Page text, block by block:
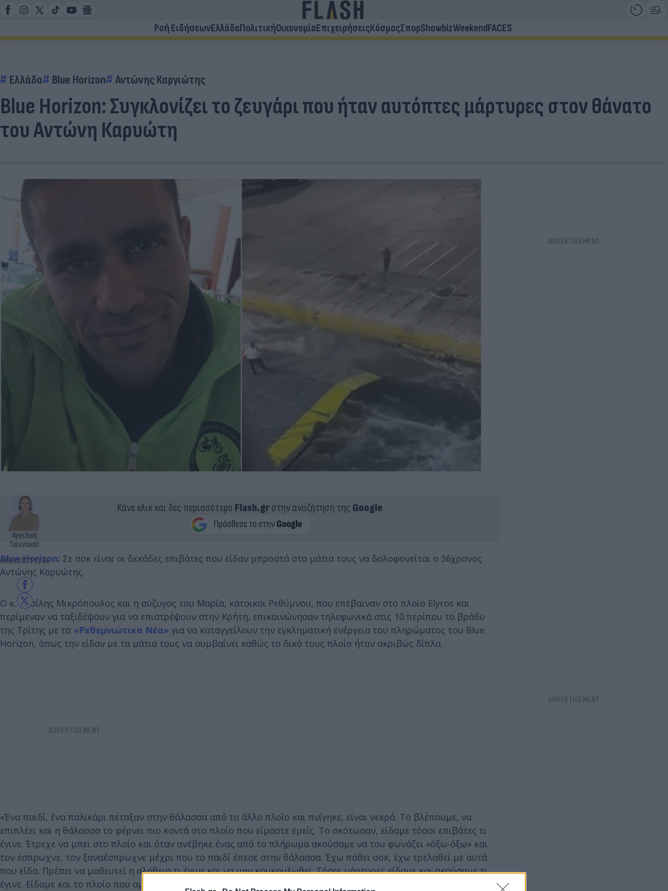
Ροή ΕιδήσεωνΕλλάδαΠολιτικήΟικονομίαΕπιχειρήσειςΚόσμοςΣπορShowbizWeekendFACES
Ελλάδα Blue Horizon Αντώνης Καργιώτης
Blue Horizon: Συγκλονίζει το ζευγάρι που ήταν αυτόπτες μάρτυρες στον θάνατο
του Αντώνη Καρυώτη
Αγγελική
Γιαννακού
07.09.2023 11:34
Κάνε κλικ και δες περισσότερο Flash.grστην αναζήτηση της Google
Blue Horizon: Σε σοκ είναι οι δεκάδες επιβάτες που είδαν μπροστά στα μάτια τους να δολοφονείται ο 36χρονος
Αντώνης Καρυώτης.
Ο κ. Βασίλης Μικρόπουλος και η σύζυγος του Μαρία, κάτοικοι Ρεθύμνου, που επέβαιναν στο πλοίο Elyros και
περίμεναν να ταξιδέψουν για να επιστρέψουν στην Κρήτη, επικοινώνησαν τηλεφωνικά στις 10 περίπου το βράδυ
της Τρίτης με τα «Ρεθεμνιώτικα Νέα» για να καταγγείλουν την εγκληματική ενέργεια του πληρώματος του Blue
Horizon, όπως την είδαν με τα μάτια τους να συμβαίνει καθώς το δικό τους πλοίο ήταν ακριβώς δίπλα.
«Ένα παιδί, ένα παλικάρι πέταξαν στην θάλασσα από το άλλο πλοίο και πνίγηκε, είναι νεκρό. Το βλέπουμε, να
επιπλέει και η θάλασσα το φέρνει πιο κοντά στο πλοίο που είμαστε εμείς. Το σκότωσαν, είδαμε τόσοι επιβάτες τι
έγινε. Έτρεχε να μπει στο πλοίο και όταν ανέβηκε ένας από το πλήρωμα ακούσαμε να του φωνάζει «όξω-όξω» και
τον έσπρωχνε, τον ξαναέσπρωχνε μέχρι που το παιδί έπεσε στην θάλασσα. Έχω πάθει σοκ, έχω τρελαθεί με αυτά
που είδα. Πρέπει να μαθευτεί η αλήθεια τι έγινε και να μην κουκουλωθεί. Τόσοι μάρτυρες είδαμε και ακούσαμε τι
έγινε. Είδαμε και το πλοίο που αμέσως έκανε απόπλου σα να μην συνέβη τίποτα. Εγώ δεν επιτρέπω στον εαυτό μου